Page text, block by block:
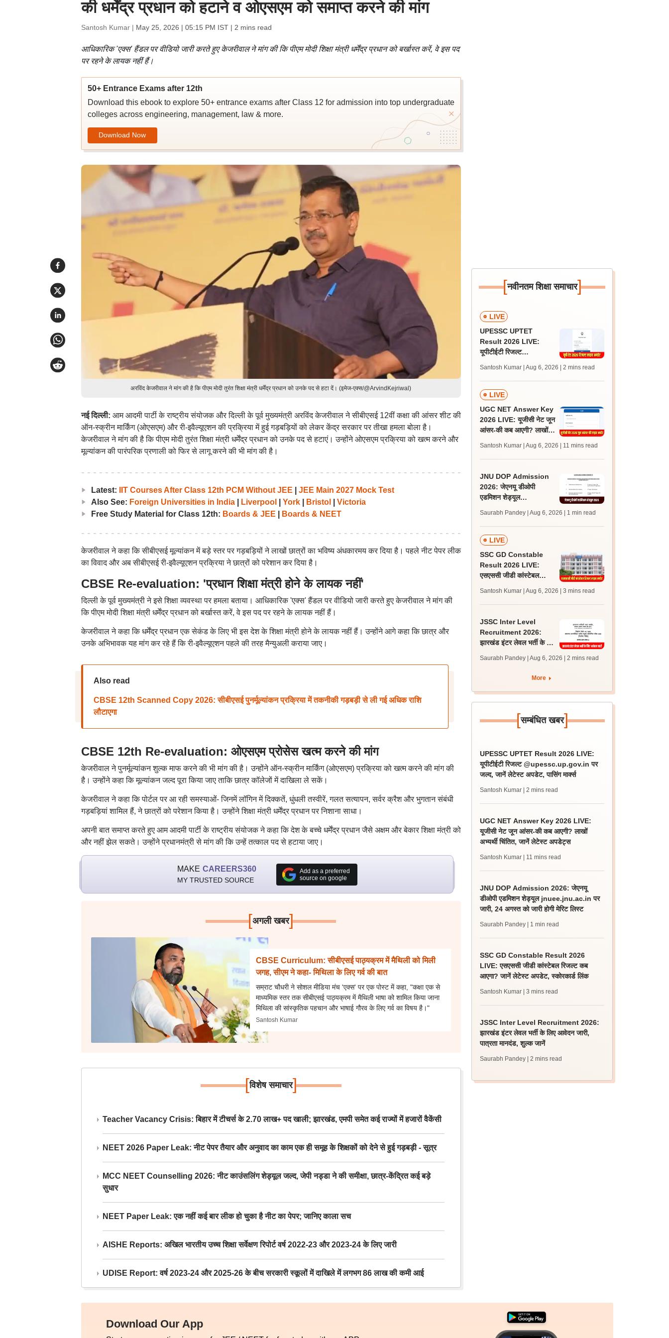
की धर्मेंद्र प्रधान को हटाने व ओएसएम को समाप्त करने की मांग
Santosh Kumar | May 25, 2026 | 05:15 PM IST| 2 mins read
आधिकारिक 'एक्स' हैंडल पर वीडियो जारी करते हुए केजरीवाल ने मांग की कि पीएम मोदी शिक्षा मंत्री धर्मेंद्र प्रधान को बर्खास्त करें, वे इस पद
पर रहने के लायक नहीं हैं।
50+ Entrance Exams after 12th
Download this ebook to explore 50+ entrance exams after Class 12 for admission into top undergraduate
colleges across engineering, management, law & more.
Download Now
अरविंद केजरीवाल ने मांग की है कि पीएम मोदी तुरंत शिक्षा मंत्री धर्मेंद्र प्रधान को उनके पद से हटा दें। (इमेज-एक्स/@ArvindKejriwal)
नई दिल्ली: आम आदमी पार्टी के राष्ट्रीय संयोजक और दिल्ली के पूर्व मुख्यमंत्री अरविंद केजरीवाल ने सीबीएसई 12वीं कक्षा की आंसर शीट की
ऑन-स्क्रीन मार्किंग (ओएसएम) और री-इवैल्यूएशन की प्रक्रिया में हुई गड़बड़ियों को लेकर केंद्र सरकार पर तीखा हमला बोला है।
केजरीवाल ने मांग की है कि पीएम मोदी तुरंत शिक्षा मंत्री धर्मेंद्र प्रधान को उनके पद से हटाएं। उन्होंने ओएसएम प्रक्रिया को खत्म करने और
मूल्यांकन की पारंपरिक प्रणाली को फिर से लागू करने की भी मांग की है।
Latest: IIT Courses After Class 12th PCM Without JEE
JEE Main 2027 Mock Test
Also See: Foreign Universities in India| Liverpool York| Bristol
Victoria
Free Study Material for Class 12th: Boards & JEE Boards & NEET
केजरीवाल ने कहा कि सीबीएसई मूल्यांकन में बड़े स्तर पर गड़बड़ियों ने लाखों छात्रों का भविष्य अंधकारमय कर दिया है। पहले नीट पेपर लीक
का विवाद और अब सीबीएसई री-इवैल्यूएशन प्रक्रिया ने छात्रों को परेशान कर दिया है।
CBSE Re-evaluation: 'प्रधान शिक्षा मंत्री होने के लायक नहीं'
दिल्ली के पूर्व मुख्यमंत्री ने इसे शिक्षा व्यवस्था पर हमला बताया। आधिकारिक 'एक्स' हैंडल पर वीडियो जारी करते हुए केजरीवाल ने मांग की
कि पीएम मोदी शिक्षा मंत्री धर्मेंद्र प्रधान को बर्खास्त करें, वे इस पद पर रहने के लायक नहीं हैं।
केजरीवाल ने कहा कि धर्मेंद्र प्रधान एक सेकंड के लिए भी इस देश के शिक्षा मंत्री होने के लायक नहीं हैं। उन्होंने आगे कहा कि छात्र और
उनके अभिभावक यह मांग कर रहे हैं कि री-इवैल्यूएशन पहले की तरह मैन्युअली कराया जाए।
Also read
CBSE 12th Scanned Copy 2026: सीबीएसई पुनर्मूल्यांकन प्रक्रिया में तकनीकी गड़बड़ी से ली गई अधिक राशि
लौटाएगा
CBSE 12th Re-evaluation: ओएसएम प्रोसेस खत्म करने की मांग
केजरीवाल ने पुनर्मूल्यांकन शुल्क माफ करने की भी मांग की है। उन्होंने ऑन-स्क्रीन मार्किंग (ओएसएम) प्रक्रिया को खत्म करने की मांग की
है। उन्होंने कहा कि मूल्यांकन जल्द पूरा किया जाए ताकि छात्र कॉलेजों में दाखिला ले सकें।
केजरीवाल ने कहा कि पोर्टल पर आ रही समस्याओं- जिनमें लॉगिन में दिक्कतें, धुंधली तस्वीरें, गलत सत्यापन, सर्वर क्रैश और भुगतान संबंधी
गड़बड़ियां शामिल हैं, ने छात्रों को परेशान किया है। उन्होंने शिक्षा मंत्री धर्मेंद्र प्रधान पर निशाना साधा।
अपनी बात समाप्त करते हुए आम आदमी पार्टी के राष्ट्रीय संयोजक ने कहा कि देश के बच्चे धर्मेंद्र प्रधान जैसे अक्षम और बेकार शिक्षा मंत्री को
और नहीं झेल सकते। उन्होंने प्रधानमंत्री से मांग की कि उन्हें तत्काल पद से हटाया जाए।
MAKE CAREERS360
MY TRUSTED SOURCE
Add as a preferred
source on google
[अगली खबर]
CBSE Curriculum: सीबीएसई पाठ्यक्रम में मैथिली को मिली
जगह, सीएम ने कहा- मिथिला के लिए गर्व की बात
सम्राट चौधरी ने सोशल मीडिया मंच 'एक्स' पर एक पोस्ट में कहा, "कक्षा एक से
माध्यमिक स्तर तक सीबीएसई पाठ्यक्रम में मैथिली भाषा को शामिल किया जाना
मिथिला की सांस्कृतिक पहचान और भाषाई गौरव के लिए गर्व का विषय है।"
Santosh Kumar
[विशेष समाचार]
Teacher Vacancy Crisis: बिहार में टीचर्स के 2.70 लाख+ पद खाली; झारखंड, एमपी समेत कई राज्यों में हजारों वैकेंसी
NEET 2026 Paper Leak: नीट पेपर तैयार और अनुवाद का काम एक ही समूह के शिक्षकों को देने से हुई गड़बड़ी - सूत्र
MCC NEET Counselling 2026: नीट काउंसलिंग शेड्यूल जल्द, जेपी नड्डा ने की समीक्षा, छात्र-केंद्रित कई बड़े
सुधार
NEET Paper Leak: एक नहीं कई बार लीक हो चुका है नीट का पेपर; जानिए काला सच
AISHE Reports: अखिल भारतीय उच्च शिक्षा सर्वेक्षण रिपोर्ट वर्ष 2022-23 और 2023-24 के लिए जारी
UDISE Report: वर्ष 2023-24 और 2025-26 के बीच सरकारी स्कूलों में दाखिले में लगभग 86 लाख की कमी आई
[नवीनतम शिक्षा समाचार]
LIVE
UPESSC UPTET
Result 2026 LIVE:
यूपीटीईटी रिजल्ट
जल्द, जानें लेटेस्ट अपडेट,
पासिंग मार्क्स
Santosh Kumar | Aug 6, 2026 | 2 mins read
LIVE
UGC NET Answer Key
2026 LIVE: यूजीसी नेट जून
आंसर-की कब आएगी? लाखों
Santosh Kumar | Aug 6, 2026 | 11 mins read
JNU DOP Admission
2026: जेएनयू डीओपी
एडमिशन शेड्यूल
24 अगस्त को जारी होगी मेरिट
लिस्ट
Saurabh Pandey | Aug 6, 2026 | 1 min read
LIVE
SSC GD Constable
Result 2026 LIVE:
एसएससी जीडी कांस्टेबल
लेटेस्ट अपडेट, स्कोरकार्ड लिंक
Santosh Kumar | Aug 6, 2026 | 3 mins read
JSSC Inter Level
Recruitment 2026:
झारखंड इंटर लेवल भर्ती के लिए
Saurabh Pandey | Aug 6, 2026 | 2 mins read
More
[सम्बंधित खबर]
UPESSC UPTET Result 2026 LIVE:
यूपीटीईटी रिजल्ट @upessc.up.gov.in पर
जल्द, जानें लेटेस्ट अपडेट, पासिंग मार्क्स
Santosh Kumar | 2 mins read
UGC NET Answer Key 2026 LIVE:
यूजीसी नेट जून आंसर-की कब आएगी? लाखों
अभ्यर्थी चिंतित, जानें लेटेस्ट अपडेट्स
Santosh Kumar | 11 mins read
JNU DOP Admission 2026: जेएनयू
डीओपी एडमिशन शेड्यूल jnuee.jnu.ac.in पर
जारी, 24 अगस्त को जारी होगी मेरिट लिस्ट
Saurabh Pandey | 1 min read
SSC GD Constable Result 2026
LIVE: एसएससी जीडी कांस्टेबल रिजल्ट कब
आएगा? जानें लेटेस्ट अपडेट, स्कोरकार्ड लिंक
Santosh Kumar | 3 mins read
JSSC Inter Level Recruitment 2026:
झारखंड इंटर लेवल भर्ती के लिए आवेदन जारी,
पात्रता मानदंड, शुल्क जानें
Saurabh Pandey | 2 mins read
Download Our App